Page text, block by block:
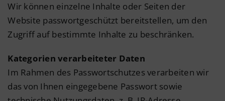
Wir können einzelne Inhalte oder Seiten der
Website passwortgeschützt bereitstellen, um den
Zugriff auf bestimmte Inhalte zu beschränken.
Kategorien verarbeiteter Daten
Im Rahmen des Passwortschutzes verarbeiten wir
das von Ihnen eingegebene Passwort sowie